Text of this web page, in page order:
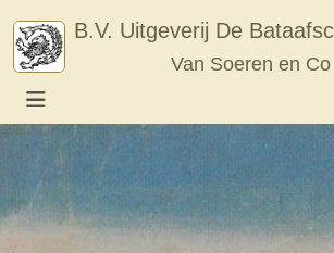
content
B.V. Uitgeverij De
Van Soeren en Co